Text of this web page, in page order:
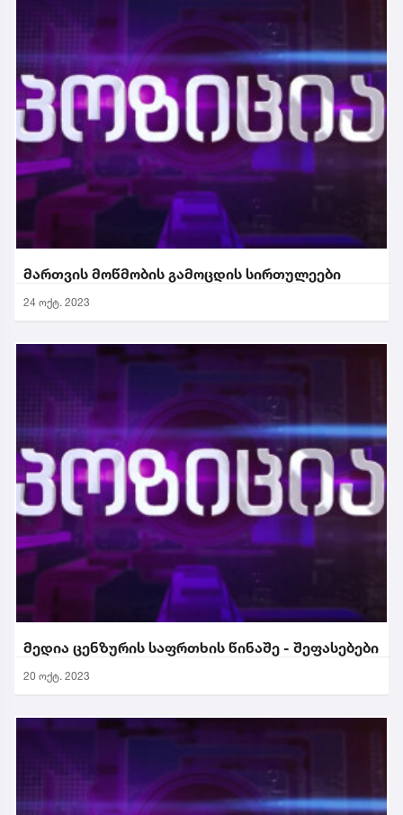
მართვის მოწმობის გამოცდის სირთულეები
24 ოქტ. 2023
მედია ცენზურის საფრთხის წინაშე - შეფასებები
20 ოქტ. 2023